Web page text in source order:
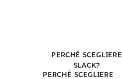
PERCHÉ SCEGLIERE
SLACK?
PERCHÉ SCEGLIERE